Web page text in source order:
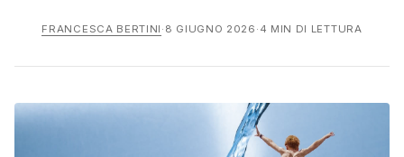
FRANCESCA BERTINI · 8 GIUGNO 2026 · 4 MIN DI LETTURA